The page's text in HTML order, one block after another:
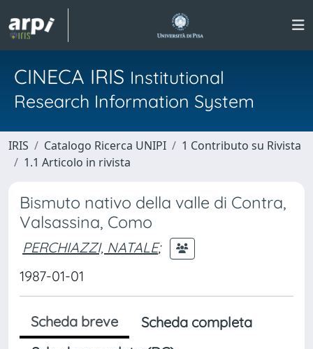
CINECA IRIS Institutional
Research Information System
IRIS Catalogo Ricerca UNIPI
1 Contributo su Rivista
1.1 Articolo in rivista
Bismuto nativo della valle di Contra,
Valsassina, Como
PERCHIAZZI, NATALE;
1987-01-01
Scheda breve
Scheda completa